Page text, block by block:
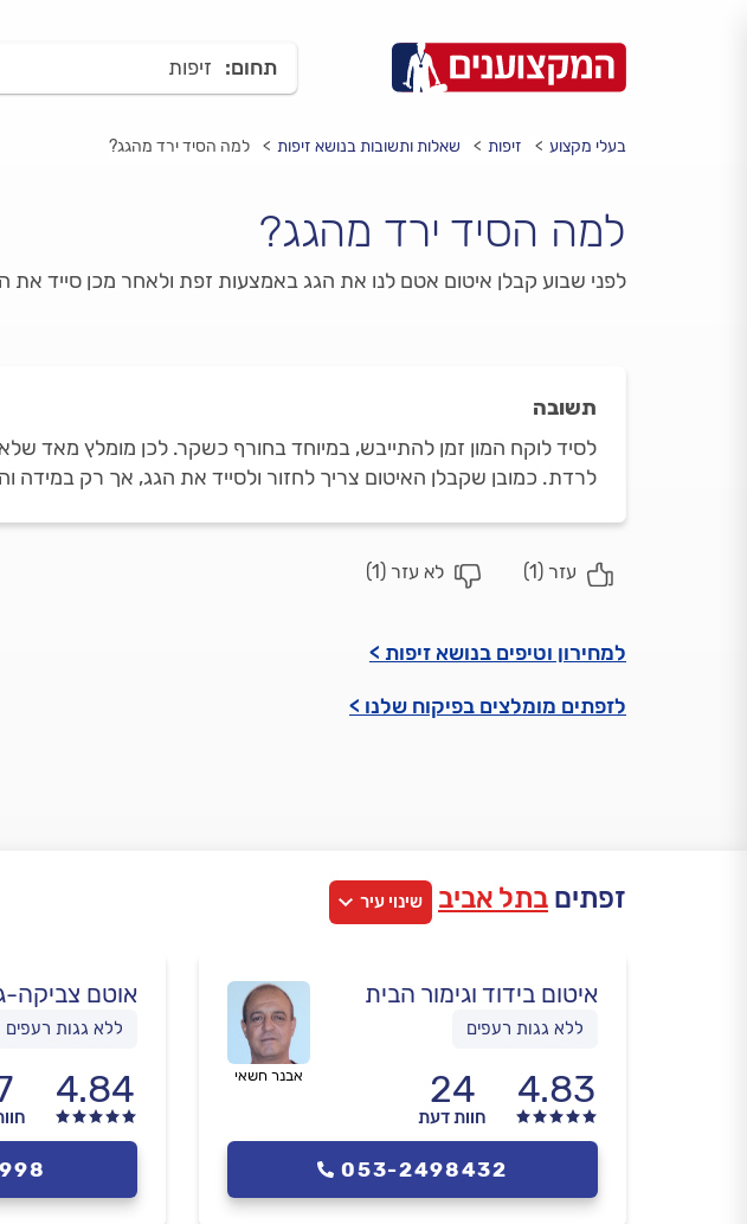
תחום: זיפות
בעלי מקצוע זיפות שאלות ותשובות בנושא זיפות למה הסיד ירד מהגג?
למה הסיד ירד מהגג?
לפני שבוע קבלן איטום אטם לנו את הגג באמצעות זפת ולאחר מכן סייד את
תשובה
לסיד לוקח המון זמן להתייבש, במיוחד בחורף כשקר. לכן מומלץ מאד
לרדת. כמובן שקבלן האיטום צריך לחזור ולסייד את הגג, אך רק במידה
1
)
1
)
למחירון וטיפים בנושא זיפות >
לזפתים מומלצים בפיקוח שלנו >
זפתים בתל אביב שינוי עיר
איטום בידוד וגימור הבית
ללא גגות רעפים
4.83
24
חוות דעת
אבנר חשאי
053-2498432
אוטם צביקה-
ללא גגות רעפים
4.84